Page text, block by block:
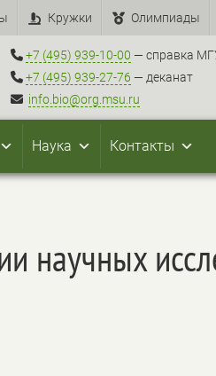
Кружки Олимпиады
+7 (495) 939-10-00 — справка
+7 (495) 939-27-76 — деканат
info.bio@org.msu.ru
Наука Контакты
научных